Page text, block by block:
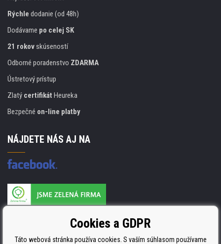
Rýchle dodanie (od 48h)
Dodávame po celej SK
21 rokovskúseností
Odborné poradenstvo ZDARMA
Ústretový prístup
Zlatý certifikát Heureka
Bezpečné on-line platby
NÁJDETE NÁS AJ NA
ISO 9001, ISO 14001 a STMC.Cookies a GDPR
Táto webová stránka používa cookies. S vaším súhlasom používame